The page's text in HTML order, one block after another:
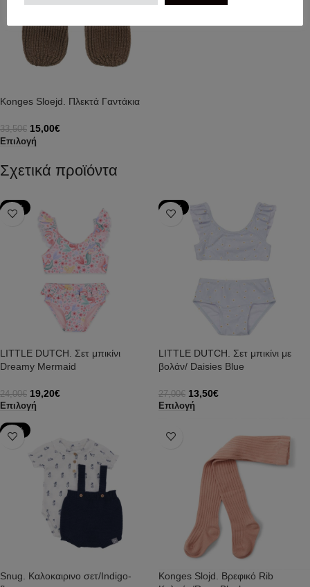
Konges Sloejd. Πλεκτά Γαντάκια
33,50€ 15,00€
Επιλογή
Σχετικά προϊόντα
-20%
LITTLE DUTCH. Σετ μπικίνι
Dreamy Mermaid
24,00€ 19,20€
Επιλογή
-50%
LITTLE DUTCH. Σετ μπικίνι με
βολάν/ Daisies Blue
27,00€ 13,50€
Επιλογή
-50%
Snug. Καλοκαιρινο σετ/Indigo-
Konges Slojd. Βρεφικό Rib